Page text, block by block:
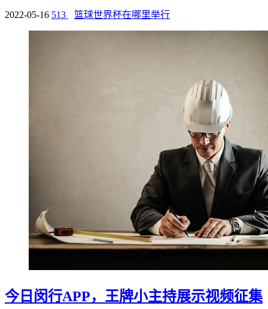
2022-05-16 513 篮球世界杯在哪里举行
今日闵行APP，王牌小主持展示视频征集